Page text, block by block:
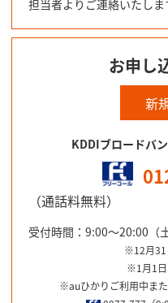
担当者よりご連絡いたしま
お申し
新
KDDIブロードバ
（通話料無料）
受付時間：9:00～20:00（
※12月31
※1月1日
※auひかりご利用中ま